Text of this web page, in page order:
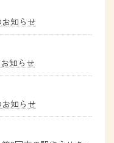
知らせ
知らせ
知らせ